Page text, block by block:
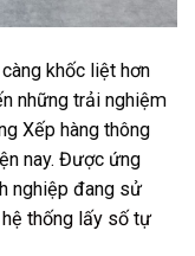
khốc liệt hơn
những trải nghiệm
Xếp hàng thông
nay. Được ứng
nghiệp đang sử
hệ thống lấy số tự